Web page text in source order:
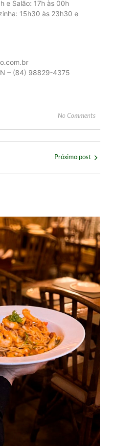
e Salão: 17h às 00h
15h30 às 23h30 e
– (84) 98829-4375
No Comments
Próximo post